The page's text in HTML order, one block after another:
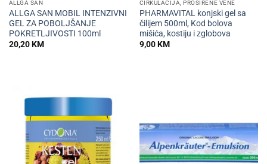
ALLGA SAN
ALLGA SAN MOBIL INTENZIVNI
GEL ZA POBOLJŠANJE
POKRETLJIVOSTI 100ml
20,20KM
CIRKULACIJA, PROŠIRENE VENE
PHARMAVITAL konjski gel sa
čilijem 500ml, Kod bolova
mišića, kostiju i zglobova
9,00KM